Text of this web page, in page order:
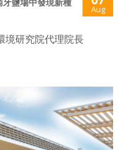
Aug
境研究院代理院長